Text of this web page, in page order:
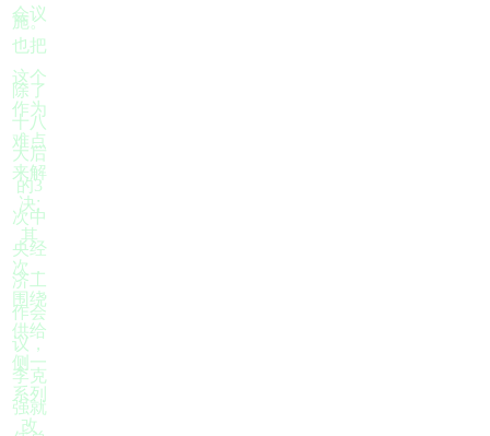
会议
也把
这个
作为
难点
来解
决;
其
次，
围绕
供给
侧一
系列
改
施。
除了
十八
大后
的3
次中
央经
济工
作会
议，
李克
强就